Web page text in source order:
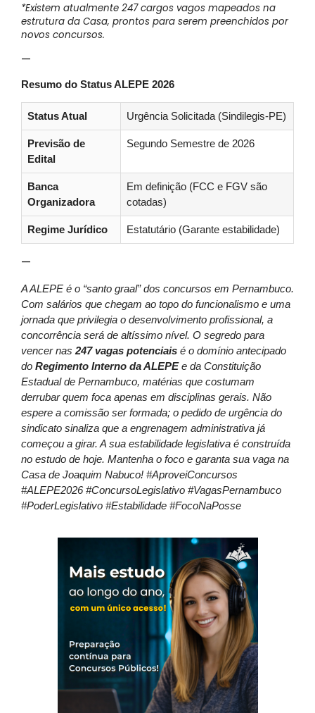
*Existem atualmente 247 cargos vagos mapeados na
estrutura da Casa, prontos para serem preenchidos por
novos concursos.
—
Resumo do Status ALEPE 2026
Status Atual Urgência Solicitada (Sindilegis-PE)
Previsão de
Edital
Segundo Semestre de 2026
Banca
Organizadora
Em definição (FCC e FGV são
cotadas)
Regime Jurídico Estatutário (Garante estabilidade)
—
A ALEPE é o “santo graal” dos concursos em Pernambuco.
Com salários que chegam ao topo do funcionalismo e uma
jornada que privilegia o desenvolvimento profissional, a
concorrência será de altíssimo nível. O segredo para
vencer nas 247 vagas potenciais é o domínio antecipado
do Regimento Interno da ALEPEe da Constituição
Estadual de Pernambuco, matérias que costumam
derrubar quem foca apenas em disciplinas gerais. Não
espere a comissão ser formada; o pedido de urgência do
sindicato sinaliza que a engrenagem administrativa já
começou a girar. A sua estabilidade legislativa é construída
no estudo de hoje. Mantenha o foco e garanta sua vaga na
Casa de Joaquim Nabuco! #AproveiConcursos
#ALEPE2026 #ConcursoLegislativo #VagasPernambuco
#PoderLegislativo #Estabilidade #FocoNaPosse